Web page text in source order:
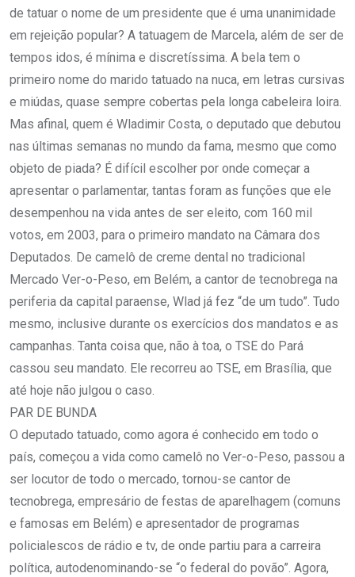
de tatuar o nome de um presidente que é uma unanimidade
em rejeição popular? A tatuagem de Marcela, além de ser de
tempos idos, é mínima e discretíssima. A bela tem o
primeiro nome do marido tatuado na nuca, em letras cursivas
e miúdas, quase sempre cobertas pela longa cabeleira loira.
Mas afinal, quem é Wladimir Costa, o deputado que debutou
nas últimas semanas no mundo da fama, mesmo que como
objeto de piada? É difícil escolher por onde começar a
apresentar o parlamentar, tantas foram as funções que ele
desempenhou na vida antes de ser eleito, com 160 mil
votos, em 2003, para o primeiro mandato na Câmara dos
Deputados. De camelô de creme dental no tradicional
Mercado Ver-o-Peso, em Belém, a cantor de tecnobrega na
periferia da capital paraense, Wlad já fez “de um tudo”. Tudo
mesmo, inclusive durante os exercícios dos mandatos e as
campanhas. Tanta coisa que, não à toa, o TSE do Pará
cassou seu mandato. Ele recorreu ao TSE, em Brasília, que
até hoje não julgou o caso.
PAR DE BUNDA
O deputado tatuado, como agora é conhecido em todo o
país, começou a vida como camelô no Ver-o-Peso, passou a
ser locutor de todo o mercado, tornou-se cantor de
tecnobrega, empresário de festas de aparelhagem (comuns
e famosas em Belém) e apresentador de programas
policialescos de rádio e tv, de onde partiu para a carreira
política, autodenominando-se “o federal do povão”. Agora,